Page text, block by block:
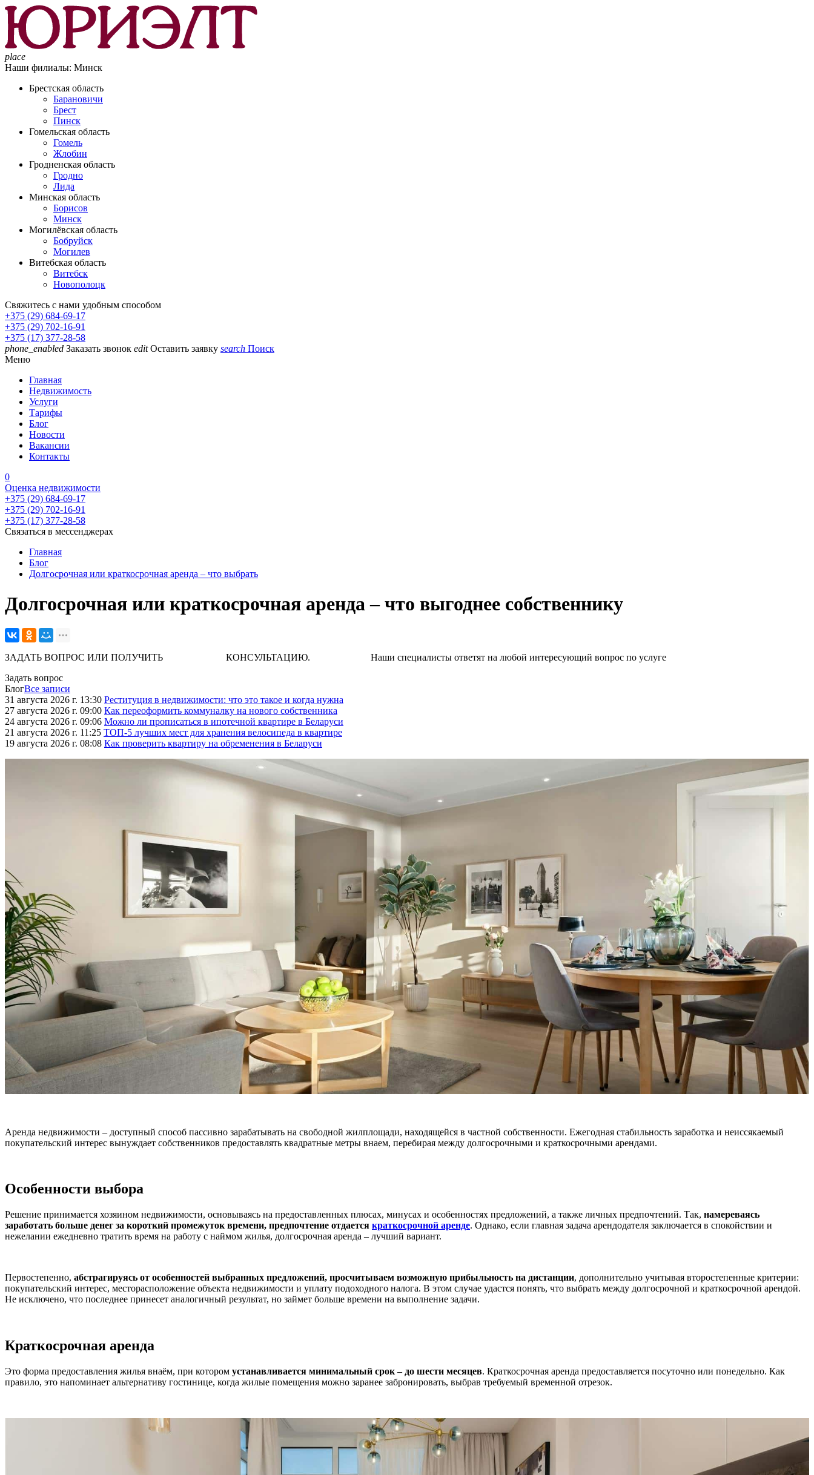
place
Наши филиалы: Минск
Брестская область
Барановичи
Брест
Пинск
Гомельская область
Гомель
Жлобин
Гродненская область
Гродно
Лида
Минская область
Борисов
Минск
Могилёвская область
Бобруйск
Могилев
Витебская область
Витебск
Новополоцк
Свяжитесь с нами удобным способом
+375 (29) 684-69-17
+375 (29) 702-16-91
+375 (17) 377-28-58
phone_enabled Заказать звонок edit Оставить заявку search Поиск
Меню
Главная
Недвижимость
Услуги
Тарифы
Блог
Новости
Вакансии
Контакты
0
Оценка недвижимости
+375 (29) 684-69-17
+375 (29) 702-16-91
+375 (17) 377-28-58
Связаться в мессенджерах
Главная
Блог
Долгосрочная или краткосрочная аренда – что выбрать
Долгосрочная или краткосрочная аренда – что выгоднее собственнику
ЗАДАТЬ ВОПРОС ИЛИ ПОЛУЧИТЬ КОНСУЛЬТАЦИЮ. Наши специалисты ответят на любой интересующий вопрос по услуге
Задать вопрос
БлогВсе записи
31 августа 2026 г. 13:30 Реституция в недвижимости: что это такое и когда нужна
27 августа 2026 г. 09:00 Как переоформить коммуналку на нового собственника
24 августа 2026 г. 09:06 Можно ли прописаться в ипотечной квартире в Беларуси
21 августа 2026 г. 11:25 ТОП-5 лучших мест для хранения велосипеда в квартире
19 августа 2026 г. 08:08 Как проверить квартиру на обременения в Беларуси
Аренда недвижимости – доступный способ пассивно зарабатывать на свободной жилплощади, находящейся в частной собственности. Ежегодная стабильность заработка и неиссякаемый
покупательский интерес вынуждает собственников предоставлять квадратные метры внаем, перебирая между долгосрочными и краткосрочными арендами.
Особенности выбора
Решение принимается хозяином недвижимости, основываясь на предоставленных плюсах, минусах и особенностях предложений, а также личных предпочтений. Так, намереваясь
заработать больше денег за короткий промежуток времени, предпочтение отдается краткосрочной аренде. Однако, если главная задача арендодателя заключается в спокойствии и
нежелании ежедневно тратить время на работу с наймом жилья, долгосрочная аренда – лучший вариант.
Первостепенно, абстрагируясь от особенностей выбранных предложений, просчитываем возможную прибыльность на дистанции, дополнительно учитывая второстепенные критерии:
покупательский интерес, месторасположение объекта недвижимости и уплату подоходного налога. В этом случае удастся понять, что выбрать между долгосрочной и краткосрочной арендой.
Не исключено, что последнее принесет аналогичный результат, но займет больше времени на выполнение задачи.
Краткосрочная аренда
Это форма предоставления жилья внаём, при котором устанавливается минимальный срок – до шести месяцев. Краткосрочная аренда предоставляется посуточно или понедельно. Как
правило, это напоминает альтернативу гостинице, когда жилые помещения можно заранее забронировать, выбрав требуемый временной отрезок.